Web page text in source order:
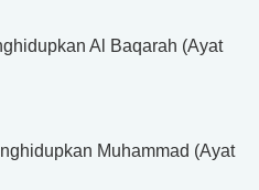
Al Baqarah (Ayat
Muhammad (Ayat